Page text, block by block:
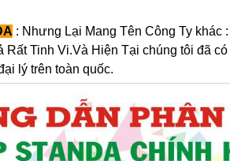
: Nhưng Lại Mang Tên Công Ty khác
Rất Tinh Vi.Và Hiện Tại chúng tôi đã
lý trên toàn quốc.